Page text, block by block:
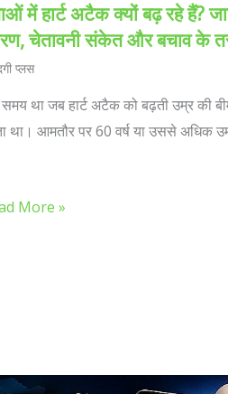
में हार्ट अटैक क्यों बढ़ रहे हैं?
चेतावनी संकेत और बचाव के
प्लस
था जब हार्ट अटैक को बढ़ती उम्र की
था। आमतौर पर 60 वर्ष या उससे अधिक
More »